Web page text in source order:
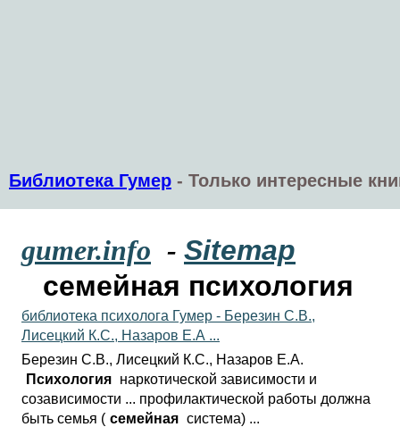
Библиотека Гумер - Только интересные
gumer.info - Sitemap
семейная психология
библиотека психолога Гумер - Березин С.В.,
Лисецкий К.С., Назаров Е.А ...
Березин С.В., Лисецкий К.С., Назаров Е.А.
Психология наркотической зависимости и
созависимости ... профилактической работы должна
быть семья ( семейная система) ...